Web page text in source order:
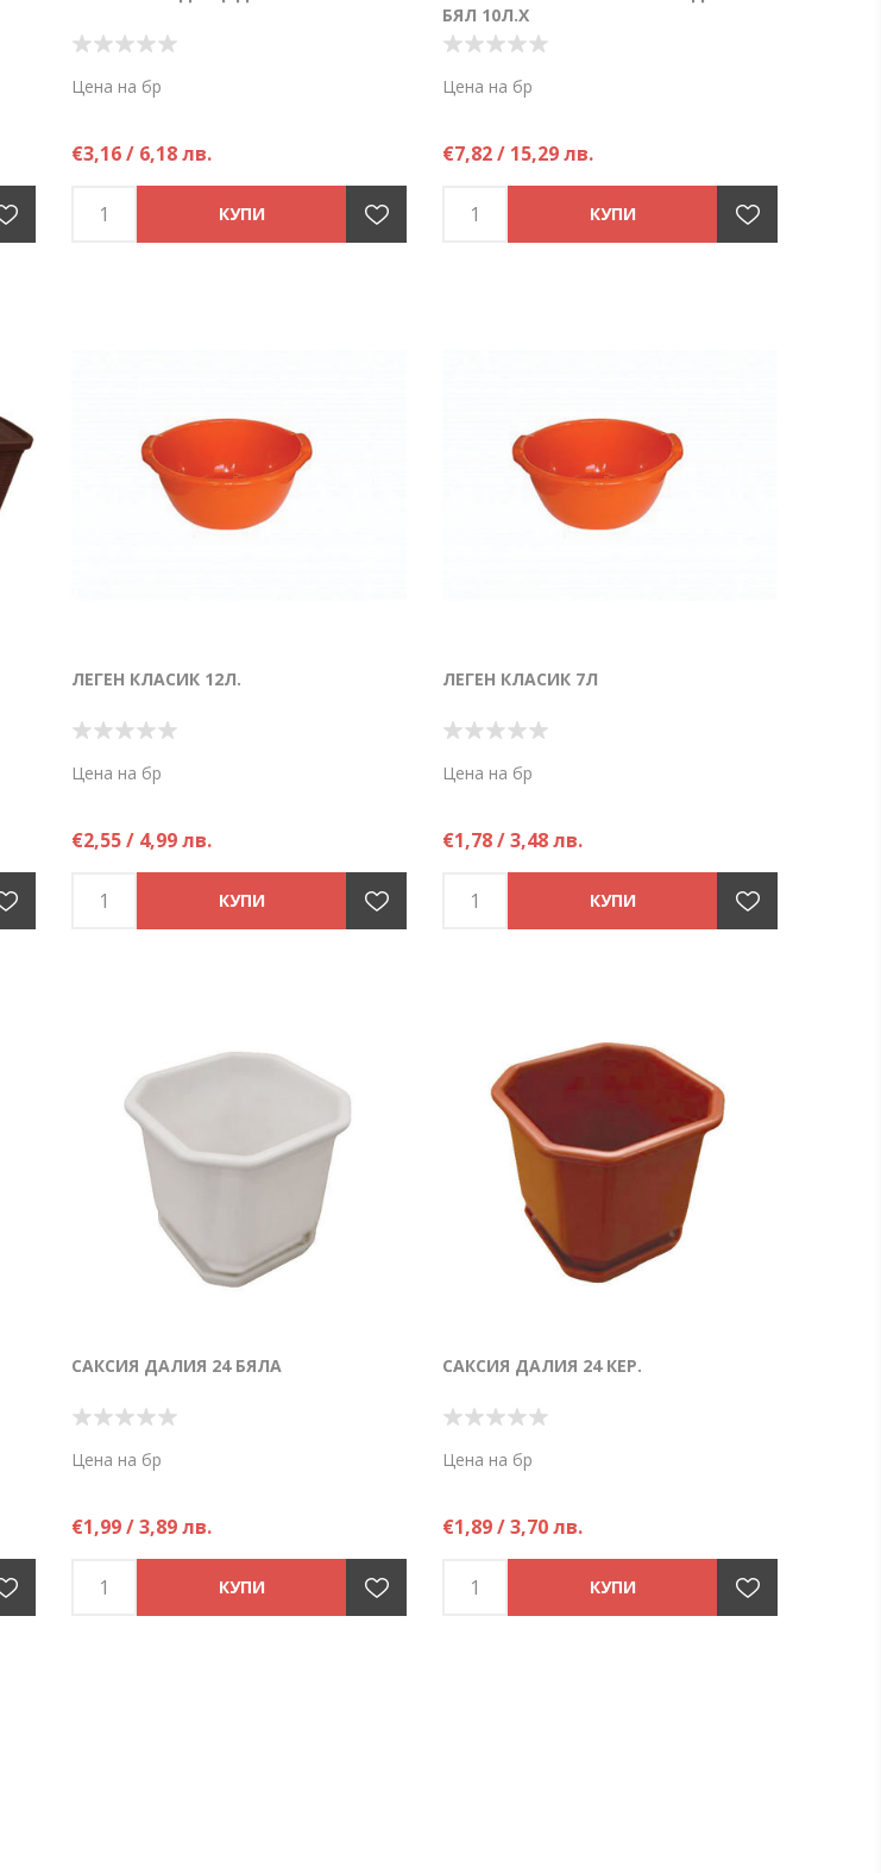
Цена на бр
€3,16 / 6,18 лв.
БЯЛ 10Л.Х
Цена на бр
€7,82 / 15,29 лв.
ЛЕГЕН КЛАСИК 12Л.
Цена на бр
€2,55 / 4,99 лв.
ЛЕГЕН КЛАСИК 7Л
Цена на бр
€1,78 / 3,48 лв.
САКСИЯ ДАЛИЯ 24 БЯЛА
Цена на бр
€1,99 / 3,89 лв.
САКСИЯ ДАЛИЯ 24 КЕР.
Цена на бр
€1,89 / 3,70 лв.